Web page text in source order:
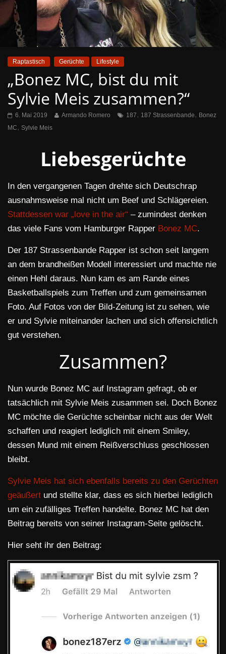
Raptastisch Gerüchte Lifestyle
„Bonez MC, bist du mit
Sylvie Meis zusammen?“
6. Mai 2019 Armando Romero 187, 187 Strassenbande, Bonez
MC, Sylvie Meis
Liebesgerüchte
In den vergangenen Tagen drehte sich Deutschrap
ausnahmsweise mal nicht um Beef und Schlägereien.
Stattdessen war „love in the air“ – zumindest denken
das viele Fans vom Hamburger Rapper Bonez MC.
Der 187 Strassenbande Rapper ist schon seit langem
an dem brandheißen Modell interessiert und machte nie
einen Hehl daraus. Nun kam es am Rande eines
Basketballspiels zum Treffen und zum gemeinsamen
Foto. Auf Fotos von der Bild-Zeitung ist zu sehen, wie
er und Sylvie miteinander lachen und sich offensichtlich
gut verstehen.
Zusammen?
Nun wurde Bonez MC auf Instagram gefragt, ob er
tatsächlich mit Sylvie Meis zusammen sei. Doch Bonez
MC möchte die Gerüchte scheinbar nicht aus der Welt
schaffen und reagiert lediglich mit einem Smiley,
dessen Mund mit einem Reißverschluss geschlossen
bleibt.
Sylvie Meis hat sich ebenfalls bereits zu den Gerüchten
geäußert und stellte klar, dass es sich hierbei lediglich
um ein zufälliges Treffen handelte. Bonez MC hat den
Beitrag bereits von seiner Instagram-Seite gelöscht.
Hier seht ihr den Beitrag: